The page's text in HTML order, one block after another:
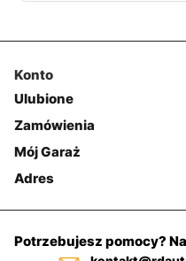
Konto
Ulubione
Zamówienia
Mój Garaż
Adres
Potrzebujesz pomocy?